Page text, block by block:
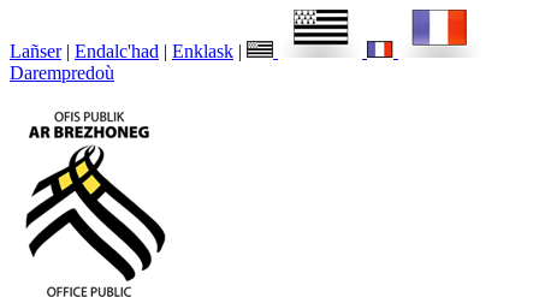
Lañser | Endalc'had | Enklask |
Darempredoù